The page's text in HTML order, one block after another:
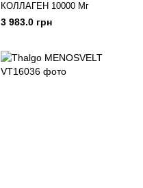
КОЛЛАГЕН 10000 Мг
3 983.0 грн